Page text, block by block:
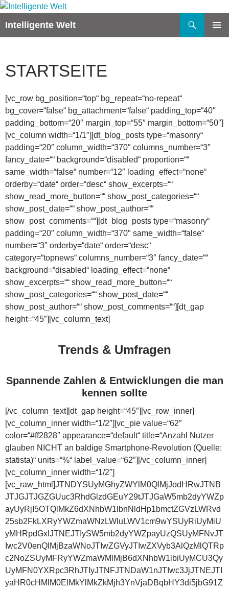
Zum
springen
Intelligente Welt
STARTSEITE
[vc_row bg_position=“top“ bg_repeat=“no-repeat“
bg_cover=“false“ bg_attachment=“false“ padding_top=“40″
padding_bottom=“20″ margin_top=“55″ margin_bottom=“50″]
[vc_column width=“1/1″][dt_blog_posts type=“masonry“
padding=“20″ column_width=“370″ columns_number=“3″
fancy_date=““ background=“disabled“ proportion=““
same_width=“false“ number=“12″ loading_effect=“none“
orderby=“date“ order=“desc“ show_excerpts=““
show_read_more_button=““ show_post_categories=““
show_post_date=““ show_post_author=““
show_post_comments=““][dt_blog_posts type=“masonry“
padding=“20″ column_width=“370″ same_width=“false“
number=“3″ orderby=“date“ order=“desc“
category=“topnews“ columns_number=“3″ fancy_date=““
background=“disabled“ loading_effect=“none“
show_excerpts=““ show_read_more_button=““
show_post_categories=““ show_post_date=““
show_post_author=““ show_post_comments=““][dt_gap
height=“45″][vc_column_text]
Trends & Umfragen
Spannende Zahlen & Entwicklungen die man
kennen sollte
[/vc_column_text][dt_gap height=“45″][vc_row_inner]
[vc_column_inner width=“1/2″][vc_pie value=“62″
color=“#ff2828″ appearance=“default“ title=“Anzahl Nutzer
glauben NICHT an baldige Smartphone-Revolution (Quelle:
statista)“ units=“%“ label_value=“62″][/vc_column_inner]
[vc_column_inner width=“1/2″]
[vc_raw_html]JTNDYSUyMGhyZWYlM0QlMjJodHRwJTNB
JTJGJTJGZGUuc3RhdGlzdGEuY29tJTJGaW5mb2dyYWZp
ayUyRjI5OTQlMkZ6dXNhbW1lbnNldHp1bmctZGVzLWRvd
25sb2FkLXRyYWZmaWNzLWluLWV1cm9wYSUyRiUyMiU
yMHRpdGxlJTNEJTIySW5mb2dyYWZpayUzQSUyMFNvJT
Iwc2V0enQlMjBzaWNoJTIwZGVyJTIwZXVyb3AlQzMlQTRp
c2NoZSUyMFRyYWZmaWMlMjB6dXNhbW1lbiUyMCU3Qy
UyMFN0YXRpc3RhJTIyJTNFJTNDaW1nJTIwc3JjJTNEJTI
yaHR0cHMlM0ElMkYlMkZkMjh3YnVjaDBqbHY3di5jbG91Z